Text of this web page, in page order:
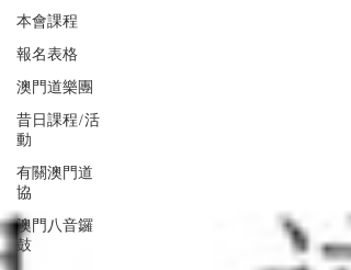
本會課程
報名表格
澳門道樂團
昔日課程/活
動
有關澳門道
協
澳門八音鑼
鼓